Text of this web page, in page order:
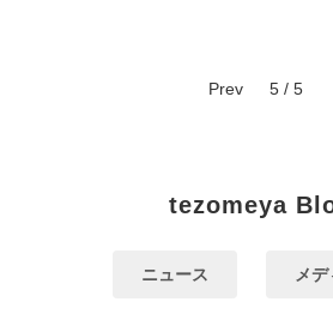
Prev 5 / 5
tezomeya
ニュース メ